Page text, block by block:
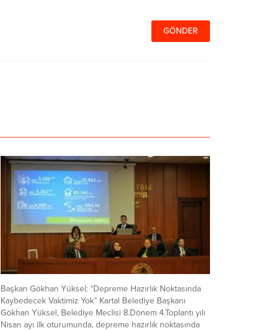
Başkan Gökhan Yüksel: “Depreme Hazırlık Noktasında
Kaybedecek Vaktimiz Yok” Kartal Belediye Başkanı
Gökhan Yüksel, Belediye Meclisi 8.Dönem 4.Toplantı yılı
Nisan ayı ilk oturumunda, depreme hazırlık noktasında